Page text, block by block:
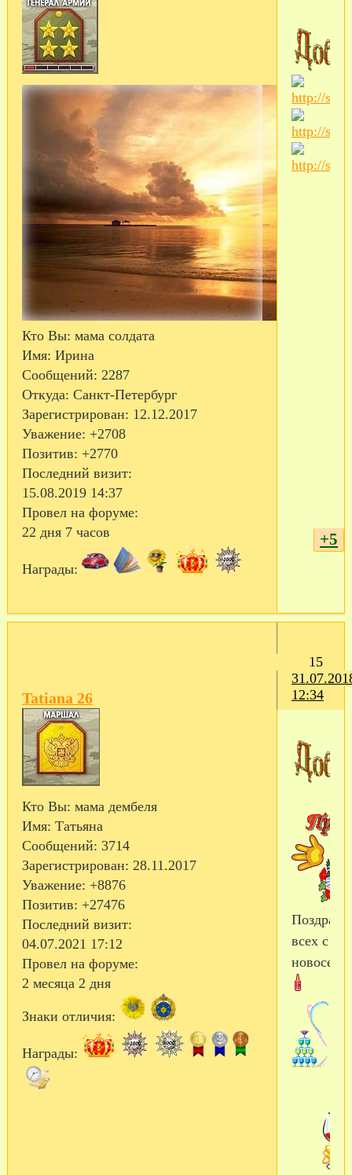
Кто Вы: мама солдата
Имя: Ирина
Сообщений: 2287
Откуда: Санкт-Петербург
Зарегистрирован: 12.12.2017
Уважение: +2708
Позитив: +2770
Последний визит:
15.08.2019 14:37
Провел на форуме:
22 дня 7 часов
Награды:
+5
15
12:34
Tatiana 26
Кто Вы: мама дембеля
Имя: Татьяна
Сообщений: 3714
Зарегистрирован: 28.11.2017
Уважение: +8876
Позитив: +27476
Последний визит:
04.07.2021 17:12
Провел на форуме:
2 месяца 2 дня
Знаки отличия:
Награды:
всех с